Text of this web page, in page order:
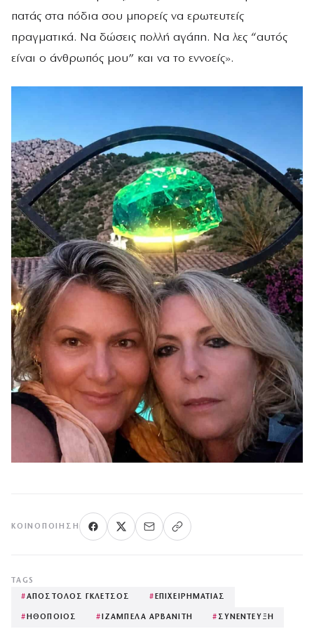
πατάς στα πόδια σου μπορείς να ερωτευτείς
πραγματικά. Να δώσεις πολλή αγάπη. Να λες “αυτός
είναι ο άνθρωπός μου” και να το εννοείς».
ΚΟΙΝΟΠΟΊΗΣΗ
TAGS
#ΑΠΟΣΤΟΛΟΣ ΓΚΛΕΤΣΟΣ #ΕΠΙΧΕΙΡΗΜΑΤΙΑΣ
#ΗΘΟΠΟΙΟΣ #ΙΖΑΜΠΕΛΑ ΑΡΒΑΝΙΤΗ # ΣΥΝΕΝΤΕΥΞΗ